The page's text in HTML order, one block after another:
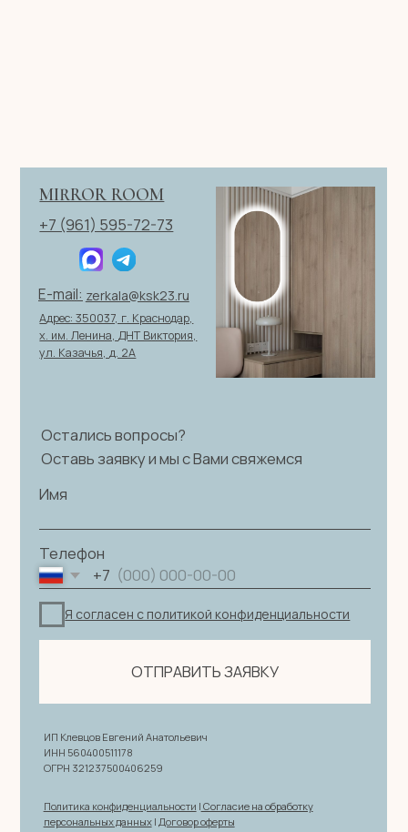
© 2026 ИП Клевцов Е.А.Все права защищены.
Политика конфиденциальности|Согласие на обработку
ИНН 560400511178
ОГРН 321237500406259